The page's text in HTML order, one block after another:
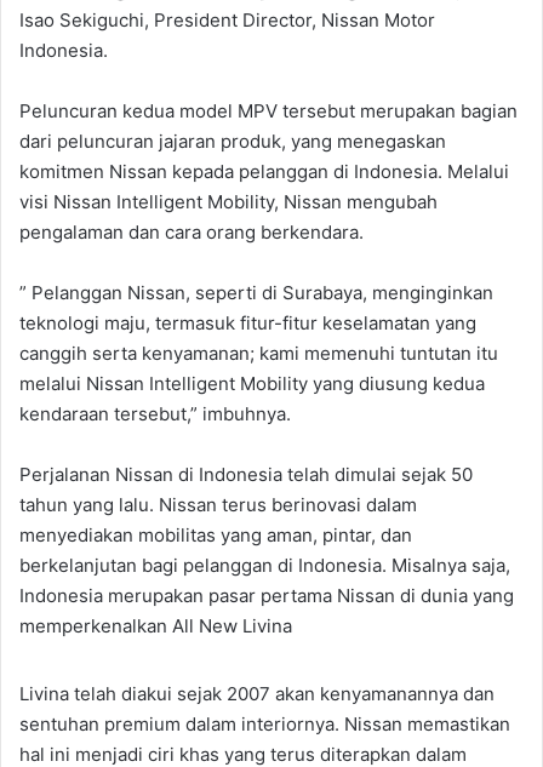
Isao Sekiguchi, President Director, Nissan Motor
Indonesia.
Peluncuran kedua model MPV tersebut merupakan bagian
dari peluncuran jajaran produk, yang menegaskan
komitmen Nissan kepada pelanggan di Indonesia. Melalui
visi Nissan Intelligent Mobility, Nissan mengubah
pengalaman dan cara orang berkendara.
” Pelanggan Nissan, seperti di Surabaya, menginginkan
teknologi maju, termasuk fitur-fitur keselamatan yang
canggih serta kenyamanan; kami memenuhi tuntutan itu
melalui Nissan Intelligent Mobility yang diusung kedua
kendaraan tersebut,” imbuhnya.
Perjalanan Nissan di Indonesia telah dimulai sejak 50
tahun yang lalu. Nissan terus berinovasi dalam
menyediakan mobilitas yang aman, pintar, dan
berkelanjutan bagi pelanggan di Indonesia. Misalnya saja,
Indonesia merupakan pasar pertama Nissan di dunia yang
memperkenalkan All New Livina
Livina telah diakui sejak 2007 akan kenyamanannya dan
sentuhan premium dalam interiornya. Nissan memastikan
hal ini menjadi ciri khas yang terus diterapkan dalam